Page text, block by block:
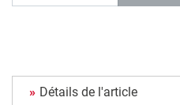
Détails de l'article